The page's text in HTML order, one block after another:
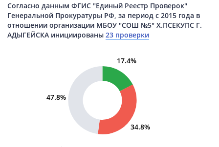
Согласно данным ФГИС "Единый Реестр Проверок"
Генеральной Прокуратуры РФ, за период с 2015 года в
отношении организации МБОУ "СОШ №5" Х.ПСЕКУПС Г.
АДЫГЕЙСКА инициированы 23 проверки
17.4%
34.8%
47.8%